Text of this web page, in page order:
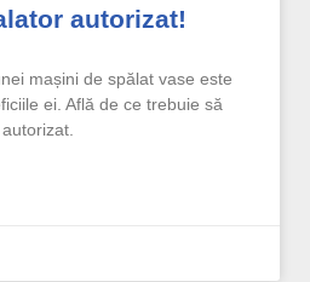
autorizat!
mașini de spălat vase este
ei. Află de ce trebuie să